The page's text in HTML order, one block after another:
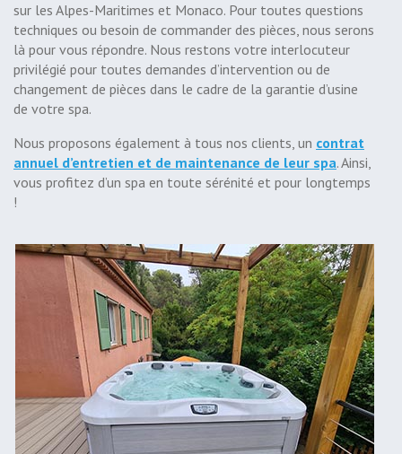
sur les Alpes-Maritimes et Monaco. Pour toutes questions
techniques ou besoin de commander des pièces, nous serons
là pour vous répondre. Nous restons votre interlocuteur
privilégié pour toutes demandes d’intervention ou de
changement de pièces dans le cadre de la garantie d’usine
de votre spa.
Nous proposons également à tous nos clients, un contrat
annuel d’entretien et de maintenance de leur spa. Ainsi,
vous profitez d’un spa en toute sérénité et pour longtemps
!